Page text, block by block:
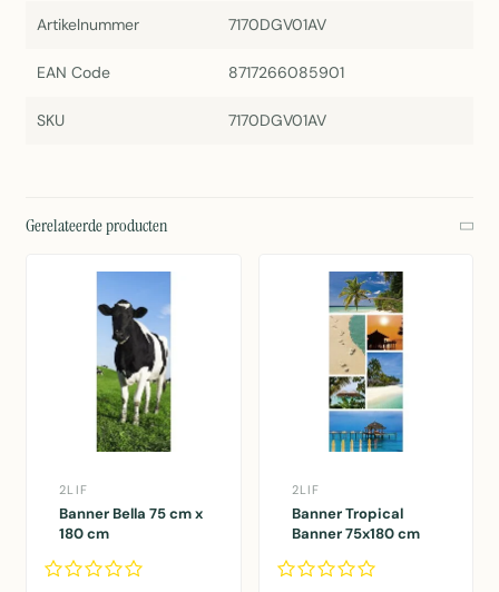
Artikelnummer 7170DGV01AV
EAN Code 8717266085901
SKU 7170DGV01AV
Gerelateerde producten
2LIF
Banner Bella 75 cm x
180 cm
2LIF
Banner Tropical
Banner 75x180 cm